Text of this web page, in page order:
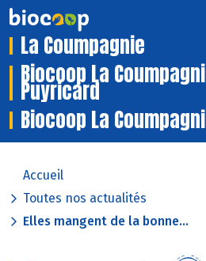
La Coumpagnie
Biocoop La
Puyricard
Biocoop La
Accueil
Toutes nos actualités
Elles mangent de la bonne...